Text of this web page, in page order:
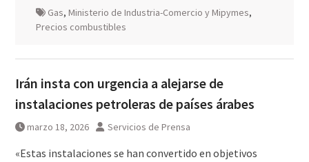
Gas, Ministerio de Industria-Comercio y Mipymes,
Precios combustibles
Irán insta con urgencia a alejarse de
instalaciones petroleras de países árabes
marzo 18, 2026 Servicios de Prensa
«Estas instalaciones se han convertido en objetivos